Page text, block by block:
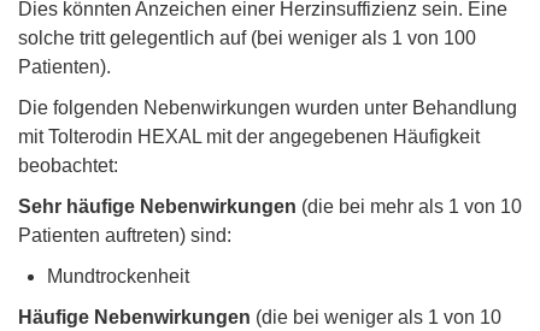
Dies könnten Anzeichen einer Herzinsuffizienz sein. Eine
solche tritt gelegentlich auf (bei weniger als 1 von 100
Patienten).
Die folgenden Nebenwirkungen wurden unter Behandlung
mit Tolterodin HEXAL mit der angegebenen Häufigkeit
beobachtet:
Sehr häufige Nebenwirkungen (die bei mehr als 1 von 10
Patienten auftreten) sind:
Mundtrockenheit
Häufige Nebenwirkungen (die bei weniger als 1 von 10